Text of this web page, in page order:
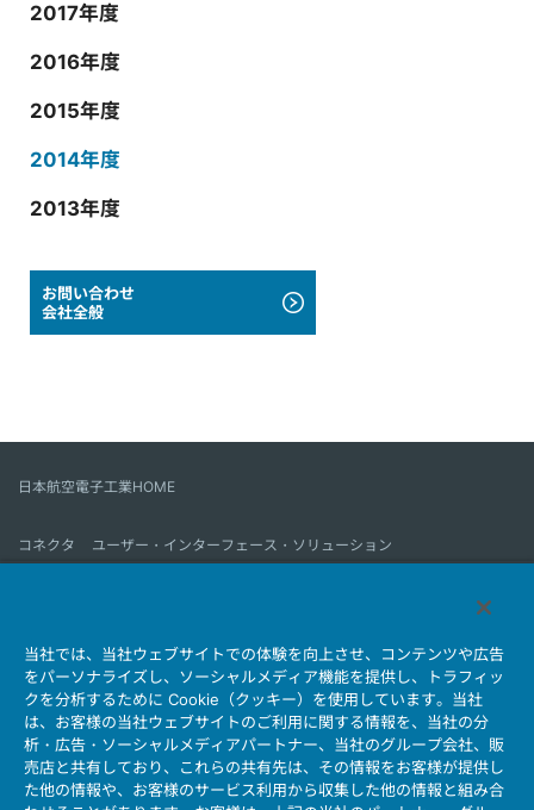
2017年度
2016年度
2015年度
2014年度
2013年度
お問い合わせ
会社全般
日本航空電子工業HOME
コネクタ
ユーザー・インターフェース・ソリューション
会社情報 サステナビリティ IR情報 採用情報
会社情報新着一覧
製品情報新着一覧
サイトマップ お問い合わせ
個人情報保護ポリシー
JAE Cookie Policy
当社では、当社ウェブサイトでの体験を向上させ、コンテンツや広告
をパーソナライズし、ソーシャルメディア機能を提供し、トラフィッ
クを分析するために Cookie（クッキー）を使用しています。当社
は、お客様の当社ウェブサイトのご利用に関する情報を、当社の分
析・広告・ソーシャルメディアパートナー、当社のグループ会社、販
売店と共有しており、これらの共有先は、その情報をお客様が提供し
た他の情報や、お客様のサービス利用から収集した他の情報と組み合